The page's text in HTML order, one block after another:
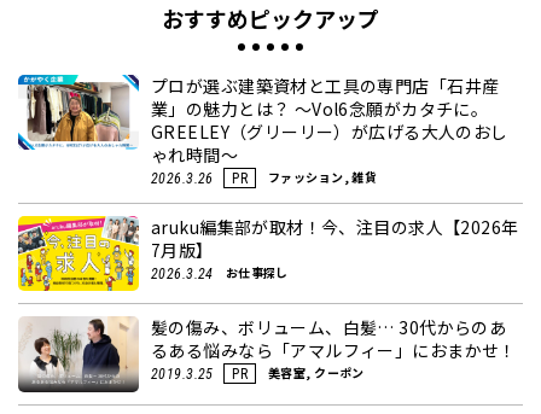
おすすめピックアップ
プロが選ぶ建築資材と工具の専門店「石井産
業」の魅力とは？ ～Vol6念願がカタチに。
GREELEY（グリーリー）が広げる大人のおし
ゃれ時間～
2026.3.26 PR ファッション, 雑貨
aruku編集部が取材！今、注目の求人【2026年
7月版】
2026.3.24 お仕事探し
髪の傷み、ボリューム、白髪… 30代からのあ
るある悩みなら「アマルフィー」におまかせ！
2019.3.25 PR 美容室, クーポン